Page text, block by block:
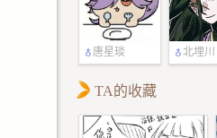
唐星琰 北埋
TA的收藏